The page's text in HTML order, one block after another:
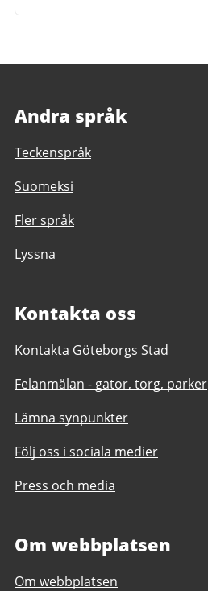
Andra språk
Teckenspråk
Suomeksi
Fler språk
Lyssna
Kontakta oss
Kontakta Göteborgs Stad
Felanmälan - gator, torg, parker
Lämna synpunkter
Följ oss i sociala medier
Press och media
Om webbplatsen
Om webbplatsen